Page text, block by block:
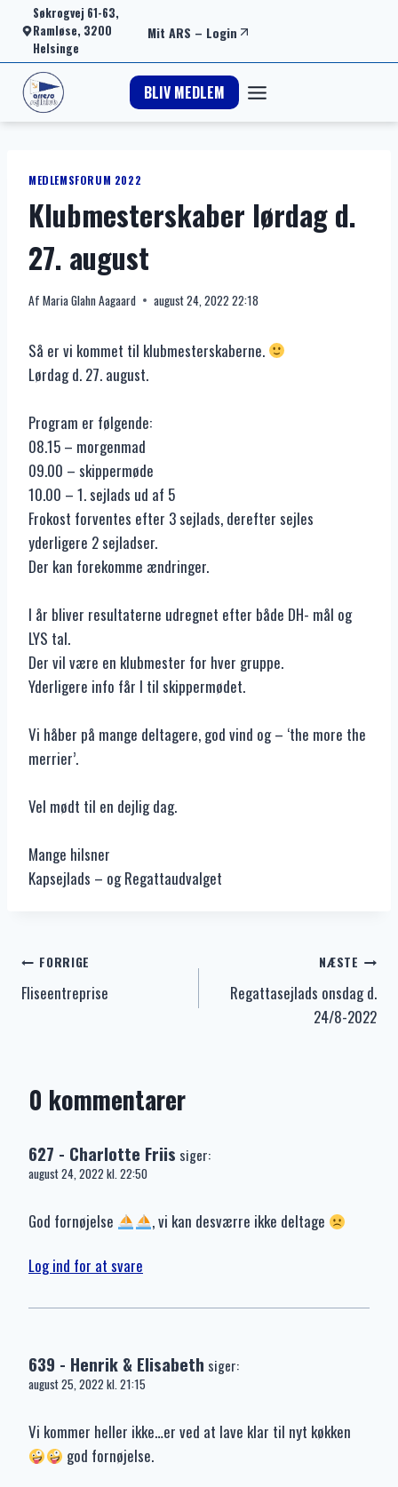
Fortsæt
indhold
Søkrogvej 61-63,
Ramløse, 3200
Helsinge
Mit ARS – Login
BLIV MEDLEM
MEDLEMSFORUM 2022
Klubmesterskaber lørdag d.
27. august
Af Maria Glahn Aagaard august 24, 2022 22:18
Så er vi kommet til klubmesterskaberne.
Lørdag d. 27. august.
Program er følgende:
08.15 – morgenmad
09.00 – skippermøde
10.00 – 1. sejlads ud af 5
Frokost forventes efter 3 sejlads, derefter sejles
yderligere 2 sejladser.
Der kan forekomme ændringer.
I år bliver resultaterne udregnet efter både DH- mål og
LYS tal.
Der vil være en klubmester for hver gruppe.
Yderligere info får I til skippermødet.
Vi håber på mange deltagere, god vind og – ‘the more the
merrier’.
Vel mødt til en dejlig dag.
Mange hilsner
Kapsejlads – og Regattaudvalget
Indlægsnavigation
FORRIGE
Fliseentreprise
NÆSTE
Regattasejlads onsdag d.
24/8-2022
0 kommentarer
627 - Charlotte Friis siger:
august 24, 2022 kl. 22:50
God fornøjelse , vi kan desværre ikke deltage
Log ind for at svare
639 - Henrik & Elisabeth siger:
august 25, 2022 kl. 21:15
Vi kommer heller ikke…er ved at lave klar til nyt køkken
god fornøjelse.